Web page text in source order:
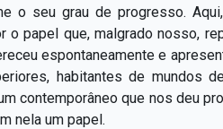
o seu grau de progresso.
papel que, malgrado nosso,
espontaneamente e
habitantes de mundos
contemporâneo que nos deu
nela um papel.